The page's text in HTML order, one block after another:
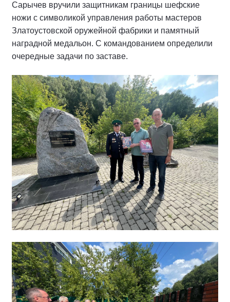
Сарычев вручили защитникам границы шефские
ножи с символикой управления работы мастеров
Златоустовской оружейной фабрики и памятный
наградной медальон. С командованием определили
очередные задачи по заставе.